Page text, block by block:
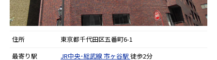
住所
東京都千代田区五番町6-1
最寄り駅
JR中央･総武線市ヶ谷駅 徒歩2分